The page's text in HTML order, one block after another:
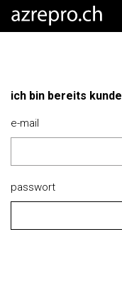
ich bin bereits kunde
e-mail
passwort